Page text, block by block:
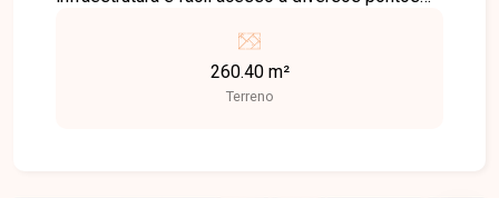
supermercados, farmácias e serviços
essenciais, tornando-se uma ótima opção tanto
para moradia quanto para investimento. Terreno
260.40 m²
Terreno